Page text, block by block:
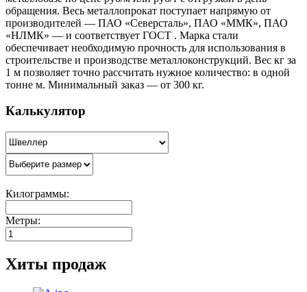
обращения. Весь металлопрокат поступает напрямую от
производителей — ПАО «Северсталь», ПАО «ММК», ПАО
«НЛМК» — и соответствует ГОСТ . Марка стали
обеспечивает необходимую прочность для использования в
строительстве и производстве металлоконструкций. Вес кг за
1 м позволяет точно рассчитать нужное количество: в одной
тонне м. Минимальный заказ — от 300 кг.
Калькулятор
Килограммы:
Метры:
Хиты продаж